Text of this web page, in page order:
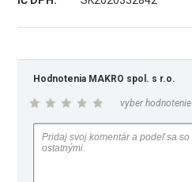
Hodnotenia MAKRO spol. s r.o.
vyber hodnotenie